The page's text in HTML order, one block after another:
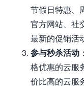
节假日特惠、
官方网站、社
最新的促销活
参与秒杀活动
格优惠的云服
价比高的云服